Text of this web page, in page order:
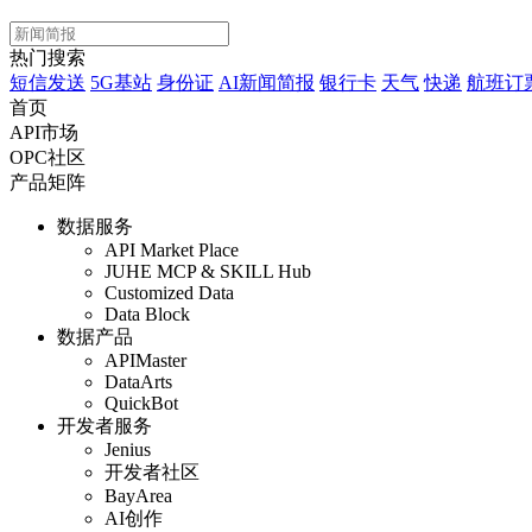
热门搜索
短信发送 5G基站 身份证 AI新闻简报 银行卡 天气 快递 航班订
首页
API市场
OPC社区
产品矩阵
数据服务
API Market Place
JUHE MCP & SKILL Hub
Customized Data
Data Block
数据产品
APIMaster
DataArts
QuickBot
开发者服务
Jenius
开发者社区
BayArea
AI创作